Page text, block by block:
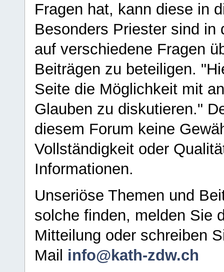
Fragen hat, kann diese in
Besonders Priester sind in
auf verschiedene Fragen
Beiträgen zu beteiligen.
Seite die Möglichkeit mit
Glauben zu diskutieren."
diesem Forum keine
Vollständigkeit oder
Informationen.
Unseriöse Themen und
solche finden, melden Sie
Mitteilung oder schreiben
Mail info@kath-zdw.ch